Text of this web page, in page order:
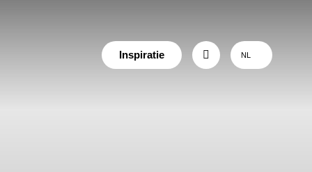
Inspiratie NL